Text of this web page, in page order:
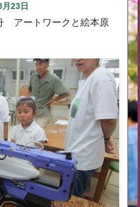
23日
アートワークと絵本原